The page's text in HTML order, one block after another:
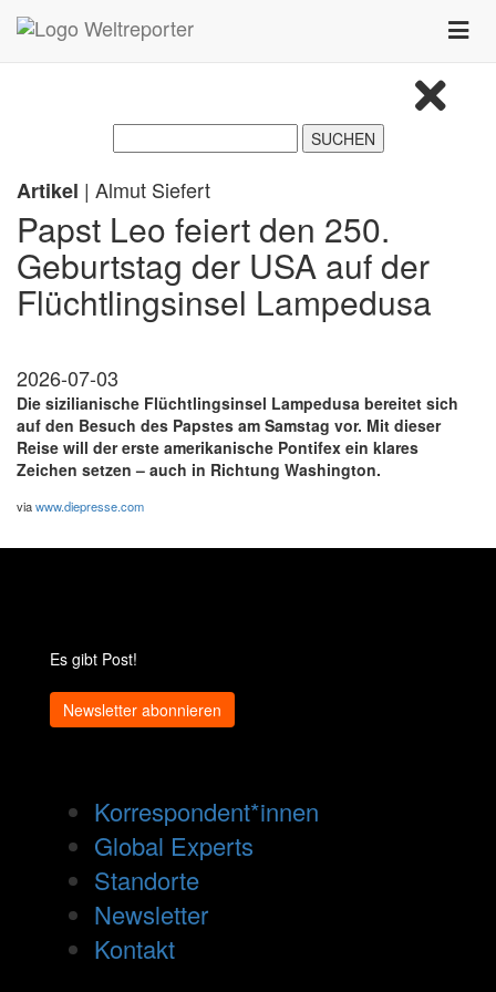
Zum Inhalt springen
Toggle
Artikel | Almut Siefert
Papst Leo feiert den 250.
Geburtstag der USA auf der
Flüchtlingsinsel Lampedusa
2026-07-03
Die sizilianische Flüchtlingsinsel Lampedusa bereitet sich
auf den Besuch des Papstes am Samstag vor. Mit dieser
Reise will der erste amerikanische Pontifex ein klares
Zeichen setzen – auch in Richtung Washington.
viawww.diepresse.com
Es gibt Post!
Newsletter abonnieren
Korrespondent*innen
Global Experts
Standorte
Newsletter
Kontakt